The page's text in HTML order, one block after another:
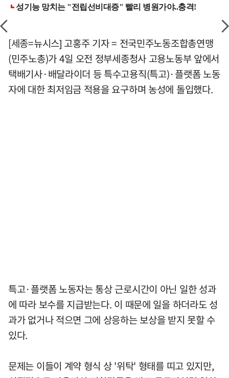
[세종=뉴시스] 고홍주 기자 = 전국민주노동조합총연맹
(민주노총)가 4일 오전 정부세종청사 고용노동부 앞에서
택배기사·배달라이더 등 특수고용직(특고)·플랫폼 노동
자에 대한 최저임금 적용을 요구하며 농성에 돌입했다.
특고·플랫폼 노동자는 통상 근로시간이 아닌 일한 성과
에 따라 보수를 지급받는다. 이 때문에 일을 하더라도 성
과가 없거나 적으면 그에 상응하는 보상을 받지 못할 수
있다.
문제는 이들이 계약 형식 상 '위탁' 형태를 띠고 있지만,